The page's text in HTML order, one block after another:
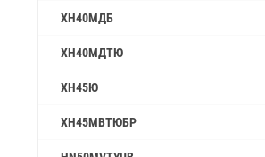
ХН40МДБ
ХН40МДТЮ
ХН45Ю
ХН45МВТЮБР